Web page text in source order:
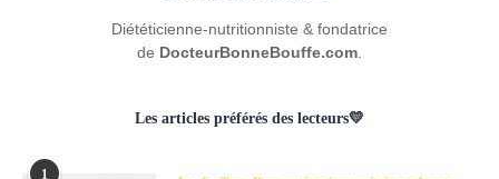
Diététicienne-nutritionniste & fondatrice
de DocteurBonneBouffe.com
Les articles préférés des lecteurs💛
1